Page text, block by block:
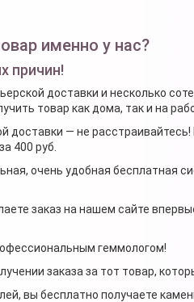
именно у нас?
причин!
доставки и несколько
товар как дома, так и на
доставки — не
400 руб.
очень удобная бесплатная
заказ на нашем сайте
геммологом!
заказа за тот товар,
вы бесплатно получаете